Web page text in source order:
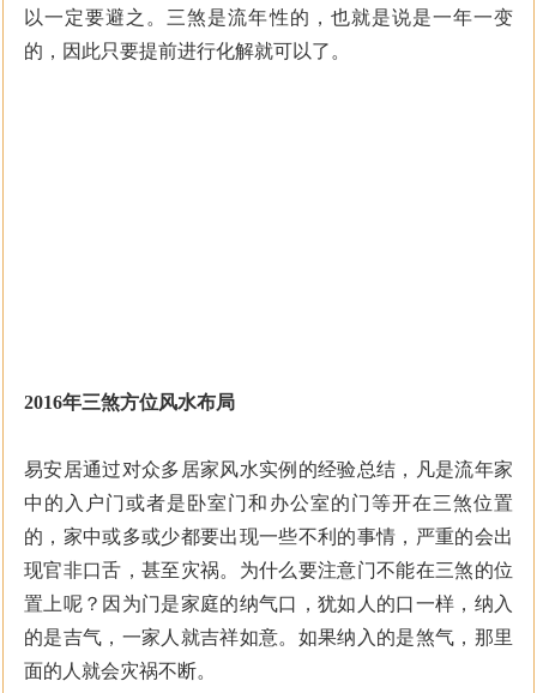
以一定要避之。三煞是流年性的，也就是说是一年一变
的，因此只要提前进行化解就可以了。
2016年三煞方位风水布局
易安居通过对众多居家风水实例的经验总结，凡是流年家
中的入户门或者是卧室门和办公室的门等开在三煞位置
的，家中或多或少都要出现一些不利的事情，严重的会出
现官非口舌，甚至灾祸。为什么要注意门不能在三煞的位
置上呢？因为门是家庭的纳气口，犹如人的口一样，纳入
的是吉气，一家人就吉祥如意。如果纳入的是煞气，那里
面的人就会灾祸不断。